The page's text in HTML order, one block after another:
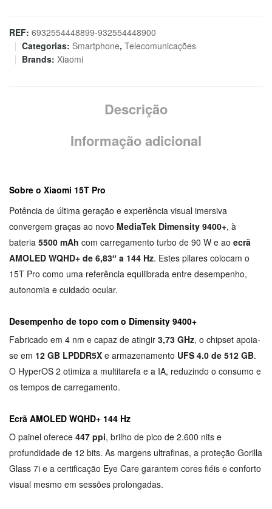
15T
Pro
12GB/512GB
REF: 6932554448899-932554448900
Categorias: Smartphone, Telecomunicações
Brands: Xiaomi
Descrição
Informação adicional
Sobre o Xiaomi 15T Pro
Potência de última geração e experiência visual imersiva
convergem graças ao novo MediaTek Dimensity 9400+, à
bateria 5500 mAh com carregamento turbo de 90 W e ao ecrã
AMOLED WQHD+ de 6,83″ a 144 Hz. Estes pilares colocam o
15T Pro como uma referência equilibrada entre desempenho,
autonomia e cuidado ocular.
Desempenho de topo com o Dimensity 9400+
Fabricado em 4 nm e capaz de atingir 3,73 GHz, o chipset apoia-
se em 12 GB LPDDR5X e armazenamento UFS 4.0 de 512 GB.
O HyperOS 2 otimiza a multitarefa e a IA, reduzindo o consumo e
os tempos de carregamento.
Ecrã AMOLED WQHD+ 144 Hz
O painel oferece 447 ppi, brilho de pico de 2.600 nits e
profundidade de 12 bits. As margens ultrafinas, a proteção Gorilla
Glass 7i e a certificação Eye Care garantem cores fiéis e conforto
visual mesmo em sessões prolongadas.